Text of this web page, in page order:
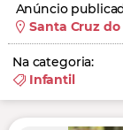
Anúncio
Santa Cruz
Na categoria:
Infantil